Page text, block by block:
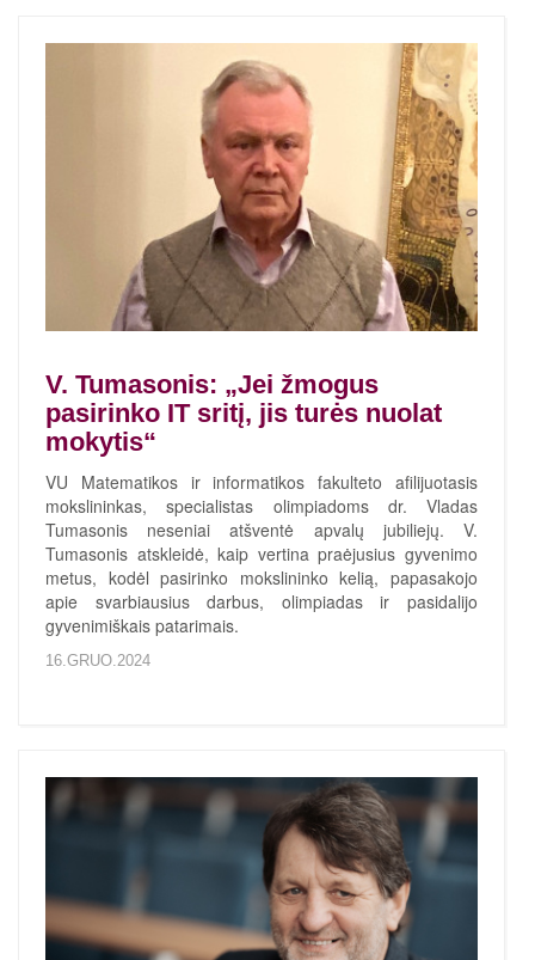
V. Tumasonis: „Jei žmogus
pasirinko IT sritį, jis turės nuolat
mokytis“
VU Matematikos ir informatikos fakulteto afilijuotasis
mokslininkas, specialistas olimpiadoms dr. Vladas
Tumasonis neseniai atšventė apvalų jubiliejų. V.
Tumasonis atskleidė, kaip vertina praėjusius gyvenimo
metus, kodėl pasirinko mokslininko kelią, papasakojo
apie svarbiausius darbus, olimpiadas ir pasidalijo
gyvenimiškais patarimais.
16.GRUO.2024